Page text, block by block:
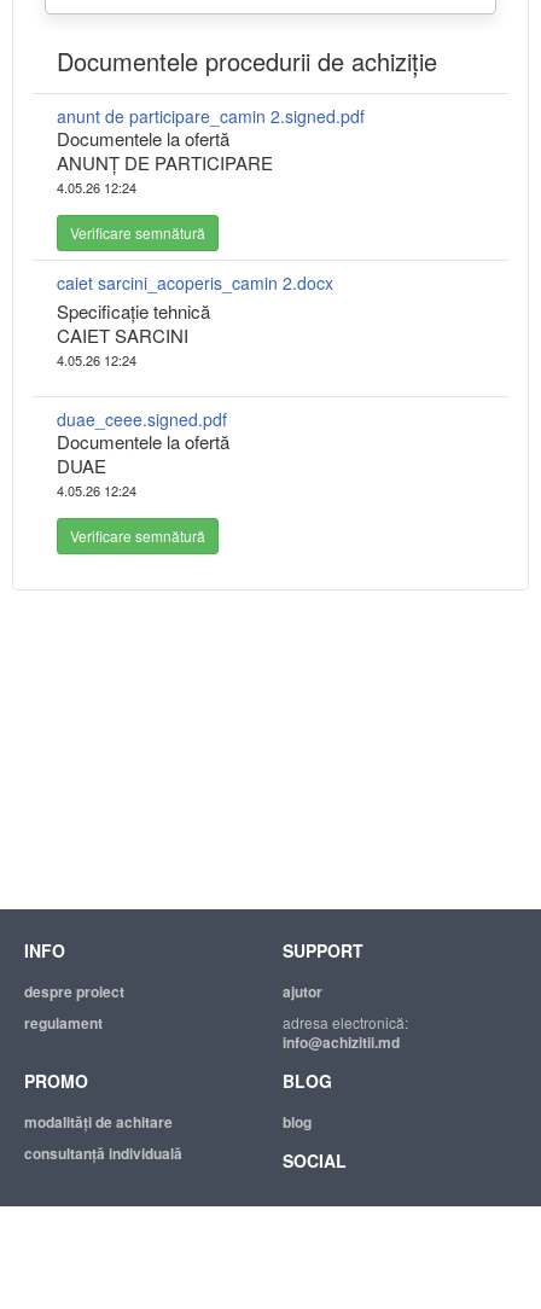
Documentele procedurii de achiziție
anunt de participare_camin 2.signed.pdf
Documentele la ofertă
ANUNȚ DE PARTICIPARE
4.05.26 12:24
Verificare semnătură
caiet sarcini_acoperis_camin 2.docx
Specificaţie tehnică
CAIET SARCINI
4.05.26 12:24
duae_ceee.signed.pdf
Documentele la ofertă
DUAE
4.05.26 12:24
Verificare semnătură
INFO
despre proiect
regulament
SUPPORT
ajutor
adresa electronică:
info@achizitii.md
PROMO
modalităţi de achitare
consultanță individuală
BLOG
blog
SOCIAL